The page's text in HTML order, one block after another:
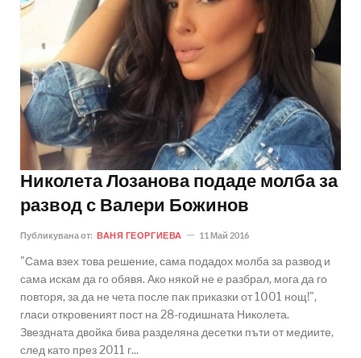
Николета Лозанова подаде молба за
развод с Валери Божинов
Публикувана от: ВАНЯ ГЕОРГИЕВА 11 Май 2016
"Сама взех това решение, сама подадох молба за развод и
сама искам да го обявя. Ако някой не е разбрал, мога да го
повторя, за да не чета после пак приказки от 1001 нощ!",
гласи откровеният пост на 28-годишната Николета.
Звездната двойка бива разделяна десетки пъти от медиите,
след като през 2011 г...